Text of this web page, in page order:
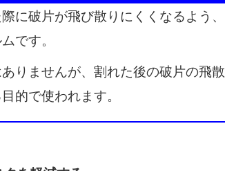
に破片が飛び散りにくくなるよう、
です。
りませんが、割れた後の破片の飛散
的で使われます。